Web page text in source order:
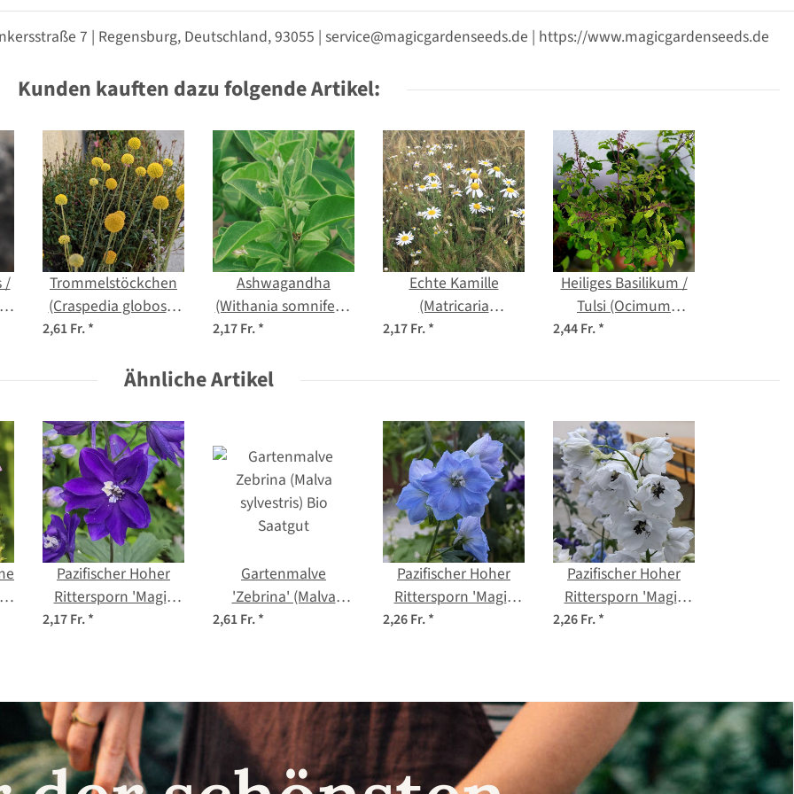
7 | Regensburg, Deutschland, 93055 | service@magicgardenseeds.de | https://www.magicgardenseeds.de
Kunden kauften dazu folgende Artikel:
/
Trommelstöckchen
(Craspedia globosa)
Samen
2,61 Fr.*
Ashwagandha
(Withania somnifera)
Samen
2,17 Fr.*
Echte Kamille
(Matricaria
chamomilla) Bio
2,17 Fr.*
Heiliges Basilikum /
Tulsi (Ocimum
tenuiflorum syn.
2,44 Fr.*
Ähnliche Artikel
Pazifischer Hoher
Rittersporn 'Magic
Fountains-Dark Blue'
2,17 Fr.*
Gartenmalve
'Zebrina' (Malva
sylvestris) Bio
2,61 Fr.*
Pazifischer Hoher
Rittersporn 'Magic
Fountains-Sky Blue,
2,26 Fr.*
Pazifischer Hoher
Rittersporn 'Magic
Fountains-White,
2,26 Fr.*